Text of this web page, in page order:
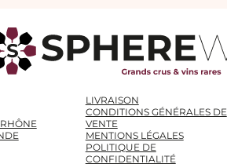
LIVRAISON
CONDITIONS GÉNÉRALES DE
VENTE
MENTIONS LÉGALES
POLITIQUE DE
CONFIDENTIALITÉ